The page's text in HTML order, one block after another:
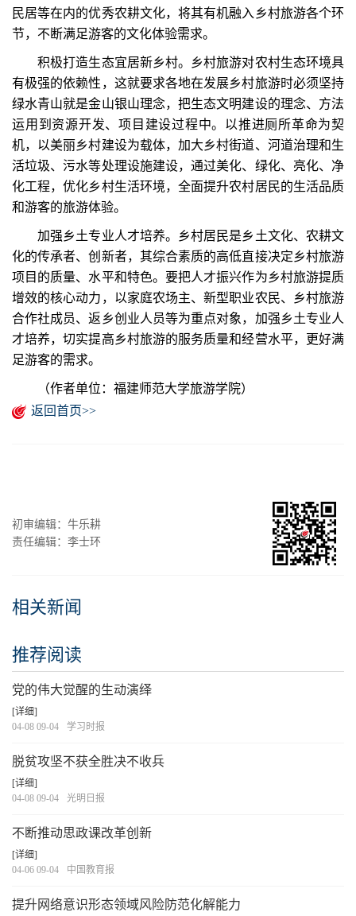
民居等在内的优秀农耕文化，将其有机融入乡村旅游各个环
节，不断满足游客的文化体验需求。
积极打造生态宜居新乡村。乡村旅游对农村生态环境具
有极强的依赖性，这就要求各地在发展乡村旅游时必须坚持
绿水青山就是金山银山理念，把生态文明建设的理念、方法
运用到资源开发、项目建设过程中。以推进厕所革命为契
机，以美丽乡村建设为载体，加大乡村街道、河道治理和生
活垃圾、污水等处理设施建设，通过美化、绿化、亮化、净
化工程，优化乡村生活环境，全面提升农村居民的生活品质
和游客的旅游体验。
加强乡土专业人才培养。乡村居民是乡土文化、农耕文
化的传承者、创新者，其综合素质的高低直接决定乡村旅游
项目的质量、水平和特色。要把人才振兴作为乡村旅游提质
增效的核心动力，以家庭农场主、新型职业农民、乡村旅游
合作社成员、返乡创业人员等为重点对象，加强乡土专业人
才培养，切实提高乡村旅游的服务质量和经营水平，更好满
足游客的需求。
（作者单位：福建师范大学旅游学院）
返回首页>>
初审编辑：牛乐耕
责任编辑：李士环
相关新闻
推荐阅读
党的伟大觉醒的生动演绎
[详细]
04-08 09-04
学习时报
脱贫攻坚不获全胜决不收兵
[详细]
04-08 09-04
光明日报
不断推动思政课改革创新
[详细]
04-06 09-04
中国教育报
提升网络意识形态领域风险防范化解能力